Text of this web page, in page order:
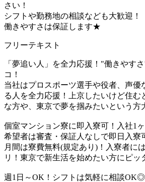
さい！
シフトや勤務地の相談なども大歓迎！
働きやすさは保証します★
フリーテキスト
「夢追い人」を全力応援！"働きやす
コ！
当社はプロスポーツ選手や役者、声優
る人を全力応援！上京したいけど住む
な方や、東京で夢を掴みたいという方
個室マンション寮に即入寮可！入社1
希望者は審査・保証人なしで即日入寮
月間は寮費無料(規定あり)！入寮者に
リ！東京で新生活を始めたい方にピ
週1日～OK！シフトは気軽に相談OK◎